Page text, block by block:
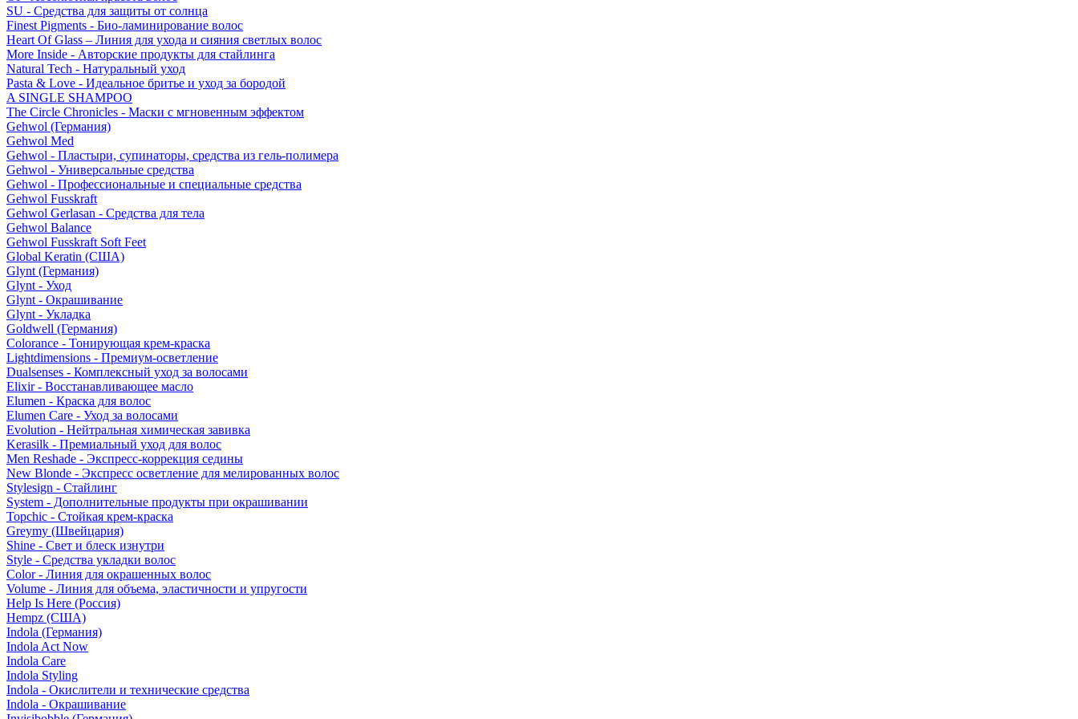
SU - Средства для защиты от солнца
Finest Pigments - Био-ламинирование волос
Heart Of Glass – Линия для ухода и сияния светлых волос
More Inside - Авторские продукты для стайлинга
Natural Tech - Натуральный уход
Pasta & Love - Идеальное бритье и уход за бородой
A SINGLE SHAMPOO
The Circle Chronicles - Маски с мгновенным эффектом
Gehwol (Германия)
Gehwol Med
Gehwol - Пластыри, супинаторы, средства из гель-полимера
Gehwol - Универсальные средства
Gehwol - Профессиональные и специальные средства
Gehwol Fusskraft
Gehwol Gerlasan - Средства для тела
Gehwol Balance
Gehwol Fusskraft Soft Feet
Global Keratin (США)
Glynt (Германия)
Glynt - Уход
Glynt - Окрашивание
Glynt - Укладка
Goldwell (Германия)
Colorance - Тонирующая крем-краска
Lightdimensions - Премиум-осветление
Dualsenses - Комплексный уход за волосами
Elixir - Восстанавливающее масло
Elumen - Краска для волос
Elumen Care - Уход за волосами
Evolution - Нейтральная химическая завивка
Kerasilk - Премиальный уход для волос
Men Reshade - Экспресс-коррекция седины
New Blonde - Экспресс осветление для мелированных волос
Stylesign - Стайлинг
System - Дополнительные продукты при окрашивании
Topchic - Стойкая крем-краска
Greymy (Швейцария)
Shine - Свет и блеск изнутри
Style - Средства укладки волос
Color - Линия для окрашенных волос
Volume - Линия для объема, эластичности и упругости
Help Is Here (Россия)
Hempz (США)
Indola (Германия)
Indola Act Now
Indola Care
Indola Styling
Indola - Окислители и технические средства
Indola - Окрашивание